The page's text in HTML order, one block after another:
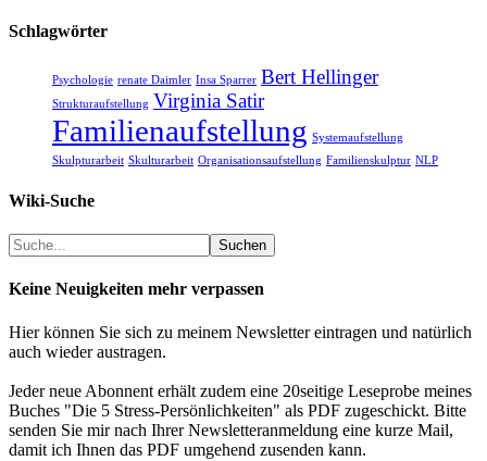
Schlagwörter
Psychologie renate Daimler Insa Sparrer Bert Hellinger
Strukturaufstellung Virginia Satir
Familienaufstellung Systemaufstellung
Skulpturarbeit Skulturarbeit Organisationsaufstellung Familienskulptur NLP
Wiki-Suche
Suchen Suchen
Keine Neuigkeiten mehr verpassen
Hier können Sie sich zu meinem Newsletter eintragen und natürlich
auch wieder austragen.
Jeder neue Abonnent erhält zudem eine 20seitige Leseprobe meines
Buches "Die 5 Stress-Persönlichkeiten" als PDF zugeschickt. Bitte
senden Sie mir nach Ihrer Newsletteranmeldung eine kurze Mail,
damit ich Ihnen das PDF umgehend zusenden kann.